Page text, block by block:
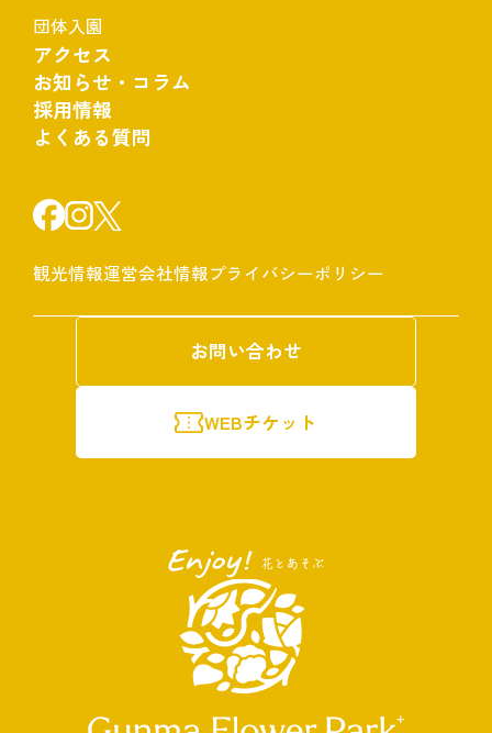
団体入園
アクセス
お知らせ・コラム
採用情報
よくある質問
観光情報運営会社情報プライバシーポリシー
お問い合わせ
WEBチケット